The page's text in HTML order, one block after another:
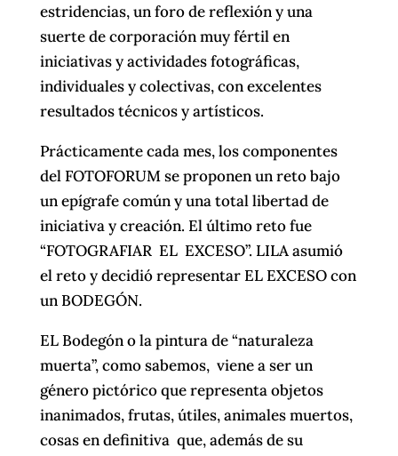
estridencias, un foro de reflexión y una
suerte de corporación muy fértil en
iniciativas y actividades fotográficas,
individuales y colectivas, con excelentes
resultados técnicos y artísticos.
Prácticamente cada mes, los componentes
del FOTOFORUM se proponen un reto bajo
un epígrafe común y una total libertad de
iniciativa y creación. El último reto fue
“FOTOGRAFIAR EL EXCESO”. LILA asumió
el reto y decidió representar EL EXCESO con
un BODEGÓN.
EL Bodegón o la pintura de “naturaleza
muerta”, como sabemos, viene a ser un
género pictórico que representa objetos
inanimados, frutas, útiles, animales muertos,
cosas en definitiva que, además de su